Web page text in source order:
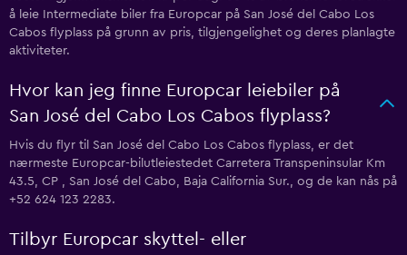
å leie Intermediate biler fra Europcar på San José del Cabo Los
Cabos flyplass på grunn av pris, tilgjengelighet og deres planlagte
aktiviteter.
Hvor kan jeg finne Europcar leiebiler på
San José del Cabo Los Cabos flyplass?
Hvis du flyr til San José del Cabo Los Cabos flyplass, er det
nærmeste Europcar-bilutleiestedet Carretera Transpeninsular Km
43.5, CP , San José del Cabo, Baja California Sur., og de kan nås på
+52 624 123 2283.
Tilbyr Europcar skyttel- eller